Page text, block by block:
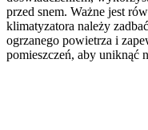
przed snem. Ważne jest
klimatyzatora należy
ogrzanego powietrza i
pomieszczeń, aby uniknąć